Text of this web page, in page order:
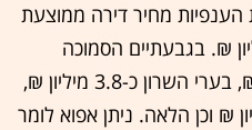
מחיר דירה ממוצעת
כעת על כ-4.6 מיליון ₪. בגבעתיים הסמוכה
המחיר עומד על כ-4.5 מיליון ₪, בערי השרון כ-3.8 מיליון ₪,
ורמת גן כ-3.4 מיליון ₪ וכן הלאה. ניתן אפוא לומר